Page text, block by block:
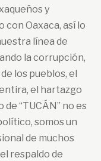
y
Oaxaca, así lo
línea de
la corrupción,
los pueblos, el
el hartazgo
“TUCÁN” no es
somos un
de muchos
respaldo de